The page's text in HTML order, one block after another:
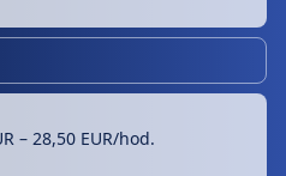
– 28,50 EUR/hod.